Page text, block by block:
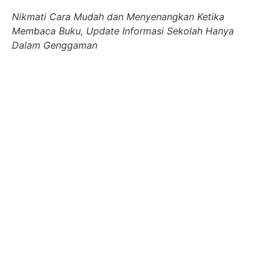
Nikmati Cara Mudah dan Menyenangkan Ketika
Membaca Buku, Update Informasi Sekolah Hanya
Dalam Genggaman